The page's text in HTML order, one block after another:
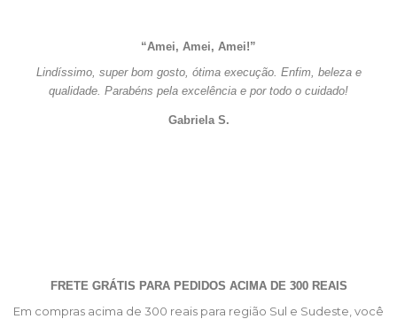
“Amei, Amei, Amei!”
Lindíssimo, super bom gosto, ótima execução. Enfim, beleza e
qualidade. Parabéns pela excelência e por todo o cuidado!
Gabriela S.
FRETE GRÁTIS PARA PEDIDOS ACIMA DE 300 REAIS
Em compras acima de 300 reais para região Sul e Sudeste, você